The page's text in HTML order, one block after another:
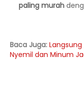
paling murah
Baca Juga:
Nyemil dan Minum